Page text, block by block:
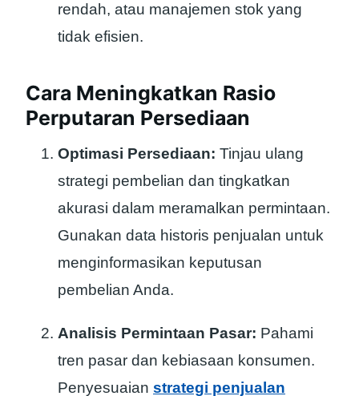
rendah, atau manajemen stok yang
tidak efisien.
Cara Meningkatkan Rasio
Perputaran Persediaan
Optimasi Persediaan: Tinjau ulang
strategi pembelian dan tingkatkan
akurasi dalam meramalkan permintaan.
Gunakan data historis penjualan untuk
menginformasikan keputusan
pembelian Anda.
Analisis Permintaan Pasar: Pahami
tren pasar dan kebiasaan konsumen.
Penyesuaian strategi penjualan